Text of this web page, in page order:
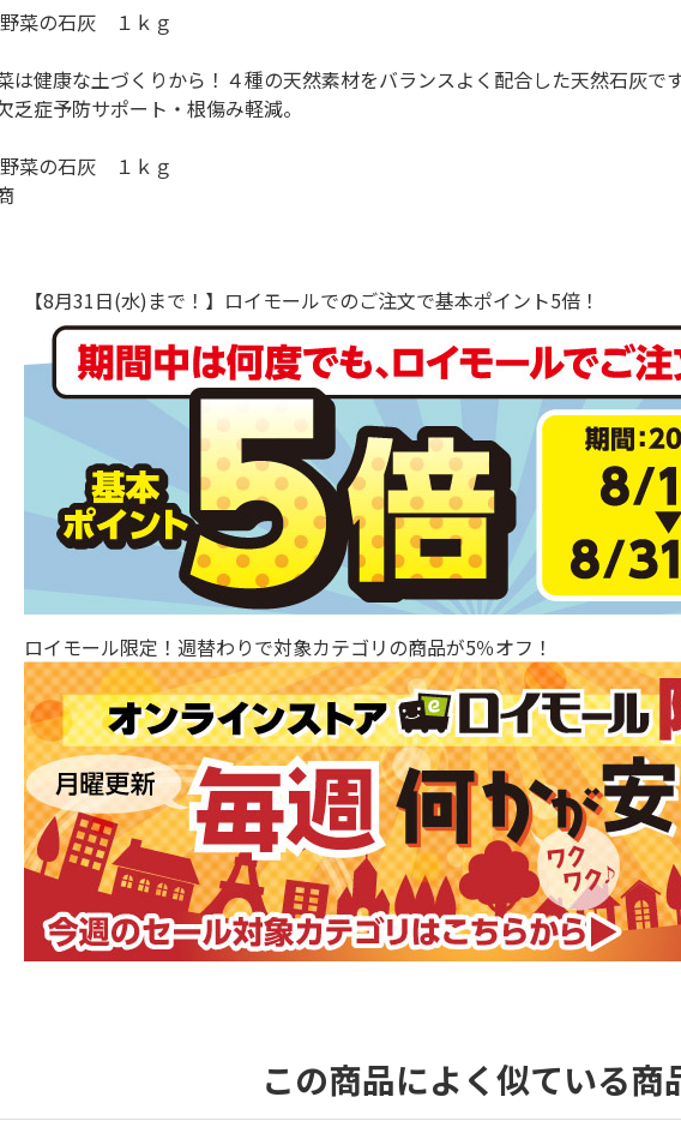
菜の石灰 １ｋｇ
健康な土づくりから！４種の天然素材をバランスよく配合した天然石灰です
症予防サポート・根傷み軽減。
菜の石灰 １ｋｇ
【8月31日(水)まで！】ロイモールでのご注文で基本ポイント5倍！
ロイモール限定！週替わりで対象カテゴリの商品が5％オフ！
この商品によく似ている商